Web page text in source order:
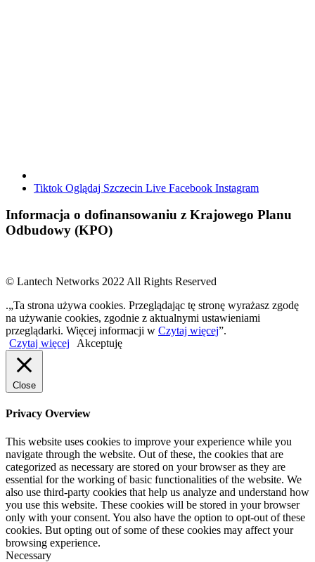
Tiktok Oglądaj Szczecin Live Facebook Instagram
Informacja o dofinansowaniu z Krajowego Planu
Odbudowy (KPO)
© Lantech Networks 2022 All Rights Reserved
.„Ta strona używa cookies. Przeglądając tę stronę wyrażasz zgodę
na używanie cookies, zgodnie z aktualnymi ustawieniami
przeglądarki. Więcej informacji w Czytaj więcej”.
Czytaj więcej
Akceptuję
Close
Privacy Overview
This website uses cookies to improve your experience while you
navigate through the website. Out of these, the cookies that are
categorized as necessary are stored on your browser as they are
essential for the working of basic functionalities of the website. We
also use third-party cookies that help us analyze and understand how
you use this website. These cookies will be stored in your browser
only with your consent. You also have the option to opt-out of these
cookies. But opting out of some of these cookies may affect your
browsing experience.
Necessary